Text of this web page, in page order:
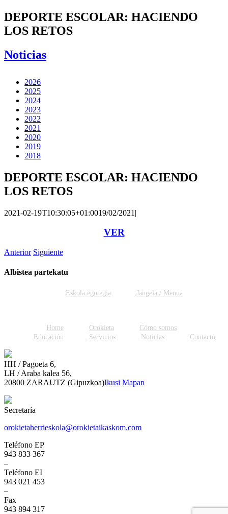
DEPORTE ESCOLAR: HACIENDO
LOS RETOS
Noticias
2026
2025
2024
2023
2022
2021
2020
2019
2018
DEPORTE ESCOLAR: HACIENDO
LOS RETOS
2021-02-19T10:30:05+01:0019/02/2021 |
VER
Anterior Siguiente
Albistea partekatu
Eskola egutegia Jangela / Menua
Home Orokieta
Cómo somos
Educación
Servicios Noticias Contacto
HH / Pagoeta 6,
LH / Araba kalea 56,
20800 ZARAUTZ (Gipuzkoa)Ikusi Mapan
Secretaría
orokietaherrieskola@orokietaikaskom.com
Teléfono EP
943 833 367
–
Teléfono EI
943 021 453
–
Fax
943 894 317